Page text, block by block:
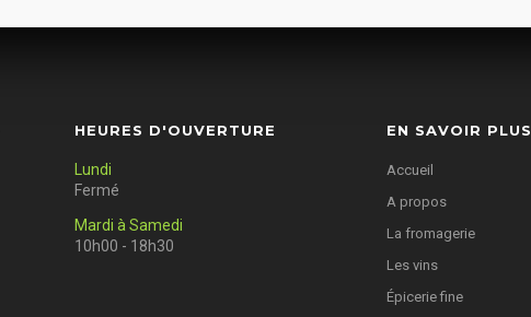
HEURES D'OUVERTURE
Lundi
Fermé
Mardi à Samedi
10h00 - 18h30
EN SAVOIR PLUS
Accueil
A propos
La fromagerie
Les vins
Épicerie fine